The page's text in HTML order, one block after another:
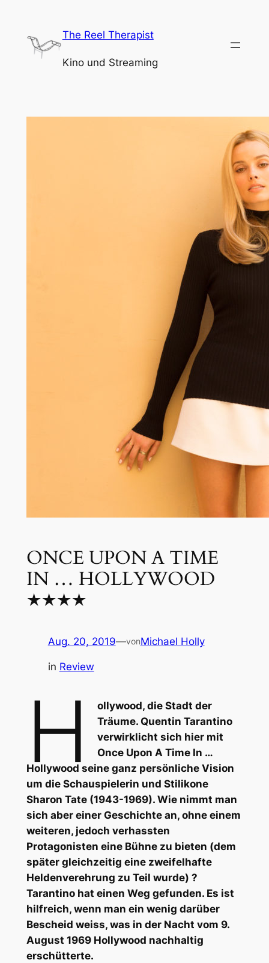
springen
The Reel Therapist
Kino und Streaming
ONCE UPON A TIME
IN … HOLLYWOOD
★★★★
Aug. 20, 2019—vonMichael Holly
in Review
H
ollywood, die Stadt der
Träume. Quentin Tarantino
verwirklicht sich hier mit
Once Upon A Time In …
Hollywood seine ganz persönliche Vision
um die Schauspielerin und Stilikone
Sharon Tate (1943-1969). Wie nimmt man
sich aber einer Geschichte an, ohne einem
weiteren, jedoch verhassten
Protagonisten eine Bühne zu bieten (dem
später gleichzeitig eine zweifelhafte
Heldenverehrung zu Teil wurde) ?
Tarantino hat einen Weg gefunden. Es ist
hilfreich, wenn man ein wenig darüber
Bescheid weiss, was in der Nacht vom 9.
August 1969 Hollywood nachhaltig
erschütterte.